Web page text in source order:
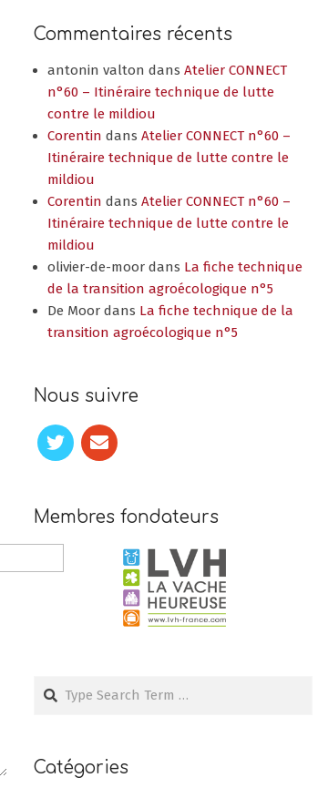
Commentaires récents
antonin valton dans Atelier CONNECT
n°60 – Itinéraire technique de lutte
contre le mildiou
Corentin dans Atelier CONNECT n°60 –
Itinéraire technique de lutte contre le
mildiou
Corentin dans Atelier CONNECT n°60 –
Itinéraire technique de lutte contre le
mildiou
olivier-de-moor dans La fiche technique
de la transition agroécologique n°5
De Moor dans La fiche technique de la
transition agroécologique n°5
Nous suivre
Membres fondateurs
Search
Catégories